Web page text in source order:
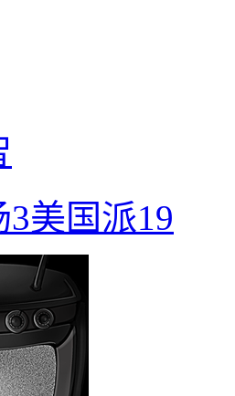
美国派19